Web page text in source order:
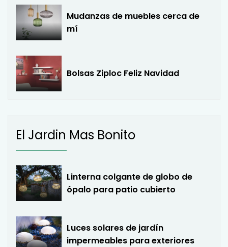
Mudanzas de muebles cerca de
mí
Bolsas Ziploc Feliz Navidad
El Jardin Mas Bonito
Linterna colgante de globo de
ópalo para patio cubierto
Luces solares de jardín
impermeables para exteriores